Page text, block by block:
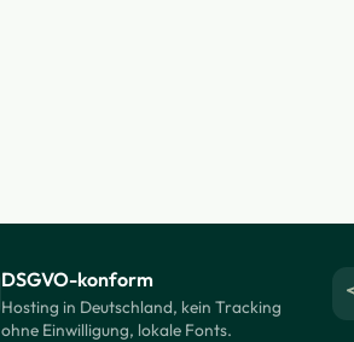
DSGVO-konform
Hosting in Deutschland, kein Tracking
ohne Einwilligung, lokale Fonts.